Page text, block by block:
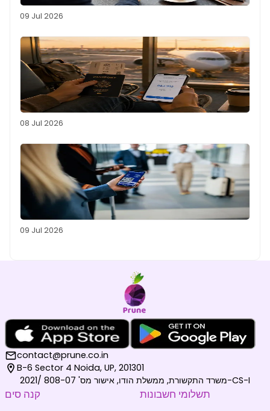
09 Jul 2026
08 Jul 2026
09 Jul 2026
contact@prune.co.in
B-6 Sector 4 Noida, UP, 201301
משרד התקשורת, ממשלת הודו, אישור מס' 808-07 /2021-CS-I
קנה סים תשלומי חשבונות